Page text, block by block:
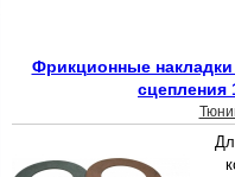
Фрикционные
сцепления